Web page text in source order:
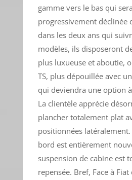
gamme vers le bas qui sera
progressivement déclinée
dans les deux ans qui
modèles, ils disposeront
plus luxueuse et aboutie,
TS, plus dépouillée avec
qui deviendra une option
La clientèle apprécie
plancher totalement plat
positionnées
bord est entièrement
suspension de cabine est
repensée. Bref, Face à Fiat